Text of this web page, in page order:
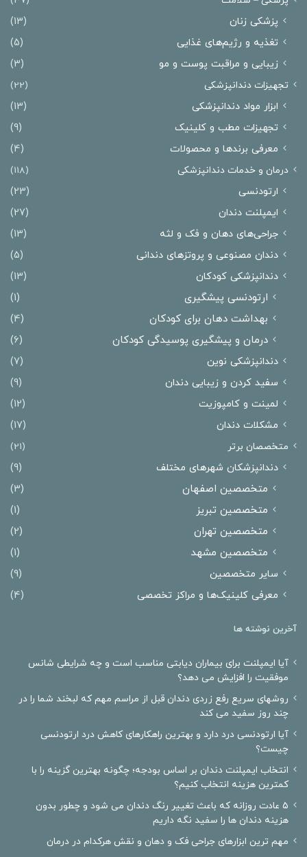
پزشکی زنان
(13)
تغذیه و رژیم‌های غذایی
(5)
زیبایی و مراقبت پوست و مو
(3)
تجهیزات دندانپزشکی (22)
ابزار مواد دندانپزشکی
(13)
تجهیزات مطب و کلینیک
(9)
معرفی برندها و محصولات
(4)
درمان‌ و خدمات دندانپزشکی (118)
ارتودنسی
(23)
ایمپلنت دندان
(27)
جراحی‌های دهان و فک و لثه
(13)
دندان مصنوعی و پروتزهای دندانی
(5)
دندانپزشکی کودکان
(13)
ارتودنسی پیشگیری
(1)
بهداشت دهان برای کودکان
(4)
درمان و پیشگیری پوسیدگی کودکان
(6)
دندانپزشکی نوین
(7)
سفید کردن و زیبایی دندان
(9)
لمینت و کامپوزیت
(12)
مشکلات دندان
(17)
متخصصان برتر (21)
دندانپزشکان شهرهای مختلف
(9)
متخصصین اصفهان
(3)
متخصصین تبریز
(1)
متخصصین تهران
(2)
متخصصین مشهد
(1)
سایر متخصصین
(9)
معرفی کلینیک‌ها و مراکز تخصصی
(4)
آخرین نوشته ها
آیا ایمپلنت برای بیماران دیابتی مناسب است و چه شرایطی شانس
موفقیت را افزایش می دهد؟
روشهای سریع رفع زردی دندان قبل از مراسم مهم که لبخند شما را در
چند روز سفید می کند
آیا ارتودنسی درد دارد و بهترین راهکارهای کاهش درد ارتودنسی
چیست؟
انتخاب ایمپلنت دندان بر اساس بودجه؛ چگونه بهترین گزینه را با
کمترین هزینه انتخاب کنیم؟
۵ عادت روزانه که باعث تغییر رنگ دندان می شود و چطور بدون
هزینه دندان ها را سفید نگه داریم
مهم ترین ابزارهای جراحی فک و دهان و نقش هرکدام در درمان